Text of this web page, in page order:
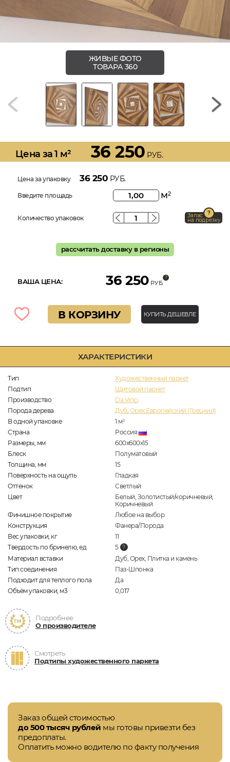
ХАРАКТЕРИСТИКИ
Тип
Художественный паркет
Подтип
Щитовой паркет
Производство
Da Vinci
Порода дерева
Дуб, Орех Европейский (Грецкий)
В одной упаковке
1 м2
Страна
Россия
Размеры, мм
600x600x15
Блеск
Полуматовый
Толщина, мм
15
Поверхность на ощупь
Гладкая
Оттенок
Светлый
Цвет
Белый, Золотистый/коричневый,
Коричневый
Финишное покрытие
Любое на выбор
Конструкция
Фанера/Порода
Вес упаковки, кг
11
Твердость по бринелю, ед
5
Материал вставки
Дуб, Орех, Плитка и камень
Тип соединения
Паз-Шпонка
Подходит для теплого пола
Да
Объём упаковки, м3
0,017
Подробнее
О производителе
Смотреть
Подтипы художественного паркета
ЖИВЫЕ ФОТО
ТОВАРА 360
Цена за 1 м² 36 250 РУБ.
Цена за упаковку 36 250 РУБ.
Введите площадь м2
Количество упаковок Запас
на подрезку
рассчитать доставку в регионы
ВАША ЦЕНА: 36 250 РУБ.
В КОРЗИНУ КУПИТЬ ДЕШЕВЛЕ
Заказ общей стоимостью
до 500 тысяч рублей мы готовы привезти без
предоплаты.
Оплатить можно водителю по факту получения